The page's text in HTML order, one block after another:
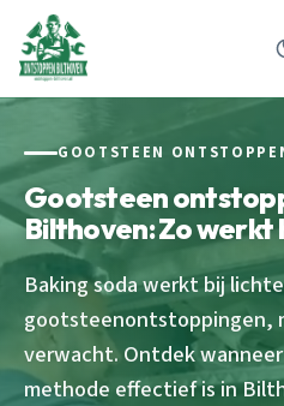
GOOTSTEEN
Gootsteen
Bilthoven: Zo werkt
Baking soda werkt bij lichte
gootsteenontstoppingen,
verwacht. Ontdek
methode effectief is in